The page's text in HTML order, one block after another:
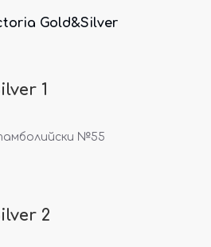
Gold&Silver
1
№55
2